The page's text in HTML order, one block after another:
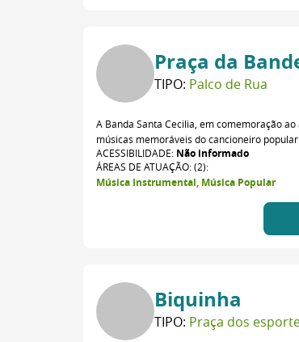
Praça da
TIPO: Palco de Rua
A Banda Santa Cecilia, em comemoração
músicas memoráveis do cancioneiro
ACESSIBILIDADE: Não informado
ÁREAS DE ATUAÇÃO: (2):
Música Instrumental, Música Popular
Biquinha
TIPO: Praça dos